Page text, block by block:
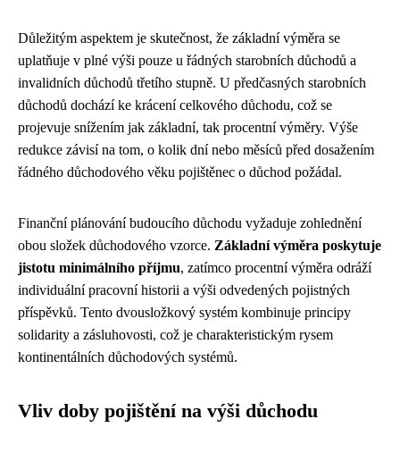
Důležitým aspektem je skutečnost, že základní výměra se
uplatňuje v plné výši pouze u řádných starobních důchodů a
invalidních důchodů třetího stupně. U předčasných starobních
důchodů dochází ke krácení celkového důchodu, což se
projevuje snížením jak základní, tak procentní výměry. Výše
redukce závisí na tom, o kolik dní nebo měsíců před dosažením
řádného důchodového věku pojištěnec o důchod požádal.
Finanční plánování budoucího důchodu vyžaduje zohlednění
obou složek důchodového vzorce. Základní výměra poskytuje
jistotu minimálního příjmu, zatímco procentní výměra odráží
individuální pracovní historii a výši odvedených pojistných
příspěvků. Tento dvousložkový systém kombinuje principy
solidarity a zásluhovosti, což je charakteristickým rysem
kontinentálních důchodových systémů.
Vliv doby pojištění na výši důchodu